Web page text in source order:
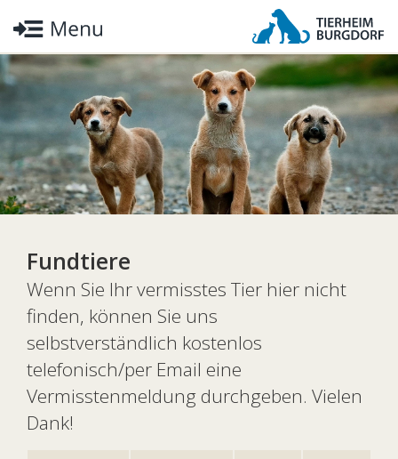
Fundtiere
Wenn Sie Ihr vermisstes Tier hier nicht
finden, können Sie uns
selbstverständlich kostenlos
telefonisch/per Email eine
Vermisstenmeldung durchgeben. Vielen
Dank!